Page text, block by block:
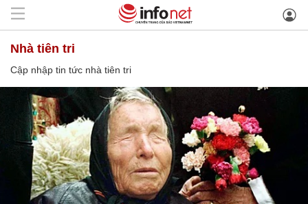
nhà tiên tri
Cập nhập tin tức nhà tiên tri